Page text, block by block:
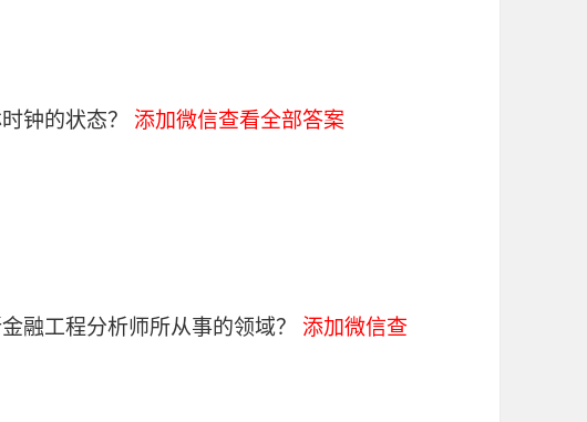
钟的状态？ 添加微信查看全部答案
融工程分析师所从事的领域？ 添加微信查